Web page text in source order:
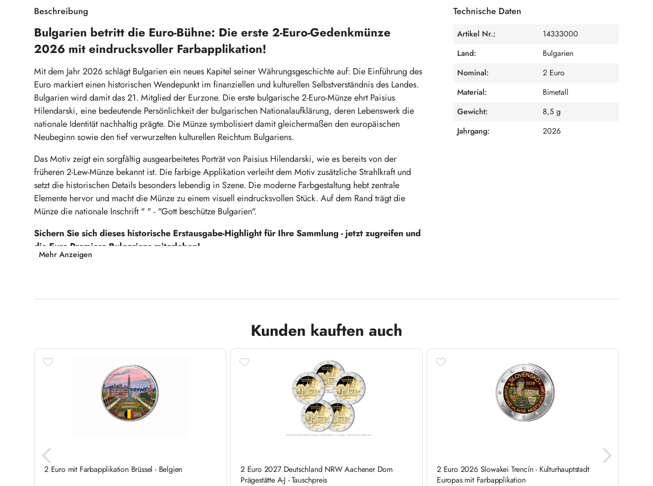
Beschreibung
Bulgarien betritt die Euro-Bühne: Die erste 2-Euro-Gedenkmünze
2026 mit eindrucksvoller Farbapplikation!
Mit dem Jahr 2026 schlägt Bulgarien ein neues Kapitel seiner Währungsgeschichte auf: Die Einführung des
Euro markiert einen historischen Wendepunkt im finanziellen und kulturellen Selbstverständnis des Landes.
Bulgarien wird damit das 21. Mitglied der Eurzone. Die erste bulgarische 2-Euro-Münze ehrt Paisius
Hilendarski, eine bedeutende Persönlichkeit der bulgarischen Nationalaufklärung, deren Lebenswerk die
nationale Identität nachhaltig prägte. Die Münze symbolisiert damit gleichermaßen den europäischen
Neubeginn sowie den tief verwurzelten kulturellen Reichtum Bulgariens.
Das Motiv zeigt ein sorgfältig ausgearbeitetes Porträt von Paisius Hilendarski, wie es bereits von der
früheren 2-Lew-Münze bekannt ist. Die farbige Applikation verleiht dem Motiv zusätzliche Strahlkraft und
setzt die historischen Details besonders lebendig in Szene. Die moderne Farbgestaltung hebt zentrale
Elemente hervor und macht die Münze zu einem visuell eindrucksvollen Stück. Auf dem Rand trägt die
Münze die nationale Inschrift " " - "Gott beschütze Bulgarien".
Sichern Sie sich dieses historische Erstausgabe-Highlight für Ihre Sammlung - jetzt zugreifen und
die Euro-Premiere Bulgariens miterleben!
Technische Daten
Artikel Nr.:
14333000
Land:
Bulgarien
Nominal:
2 Euro
Material:
Bimetall
Gewicht:
8,5 g
Jahrgang:
2026
Mehr Anzeigen
Kunden kauften auch
2 Euro mit Farbapplikation Brüssel - Belgien
2 Euro 2027 Deutschland NRW Aachener Dom
Prägestätte A-J - Tauschpreis
2 Euro 2026 Slowakei Trencín - Kulturhauptstadt
Europas mit Farbapplikation